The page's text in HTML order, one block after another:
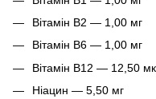
Вітамін B2 — 1,00 мг
Вітамін B6 — 1,00 мг
Вітамін B12 — 12,50
Ніацин — 5,50 мг